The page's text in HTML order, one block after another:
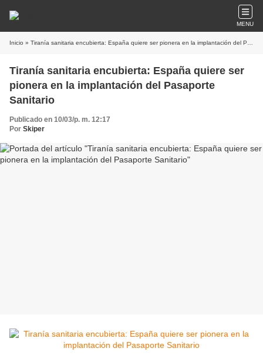
MENU
Inicio » Tiranía sanitaria encubierta: España quiere ser pionera en la implantación del Pasaporte Sanitario
Tiranía sanitaria encubierta: España quiere ser
pionera en la implantación del Pasaporte
Sanitario
Publicado en 10/03/p. m. 12:17
Por Skiper